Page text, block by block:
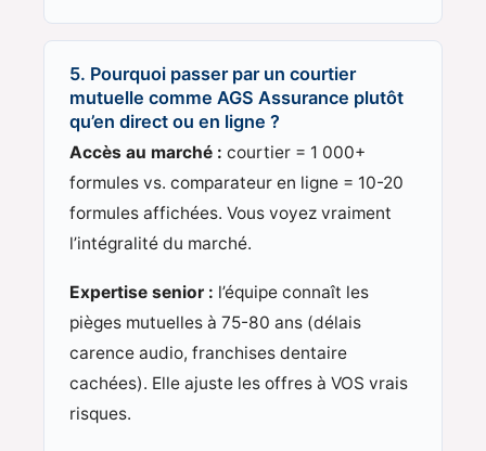
5. Pourquoi passer par un courtier
mutuelle comme AGS Assurance plutôt
qu’en direct ou en ligne ?
Accès au marché : courtier = 1 000+
formules vs. comparateur en ligne = 10-20
formules affichées. Vous voyez vraiment
l’intégralité du marché.
Expertise senior : l’équipe connaît les
pièges mutuelles à 75-80 ans (délais
carence audio, franchises dentaire
cachées). Elle ajuste les offres à VOS vrais
risques.